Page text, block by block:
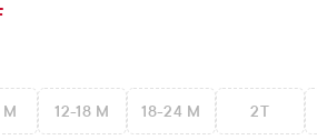
original: $19.95
12-18 M 18-24 M 2T